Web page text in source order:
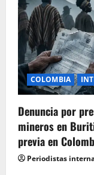
COLOMBIA
Denuncia por
mineros en
previa en
Periodistas